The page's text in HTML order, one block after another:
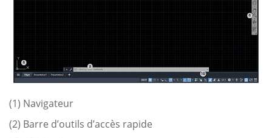
(1) Navigateur
(2) Barre d’outils d’accès rapide